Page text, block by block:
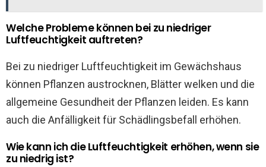
Welche Probleme können bei zu niedriger
Luftfeuchtigkeit auftreten?
Bei zu niedriger Luftfeuchtigkeit im Gewächshaus
können Pflanzen austrocknen, Blätter welken und die
allgemeine Gesundheit der Pflanzen leiden. Es kann
auch die Anfälligkeit für Schädlingsbefall erhöhen.
Wie kann ich die Luftfeuchtigkeit erhöhen, wenn sie
zu niedrig ist?